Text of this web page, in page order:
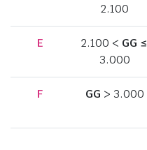
2.100
E 2.100 < GG ≤
3.000
F GG > 3.000